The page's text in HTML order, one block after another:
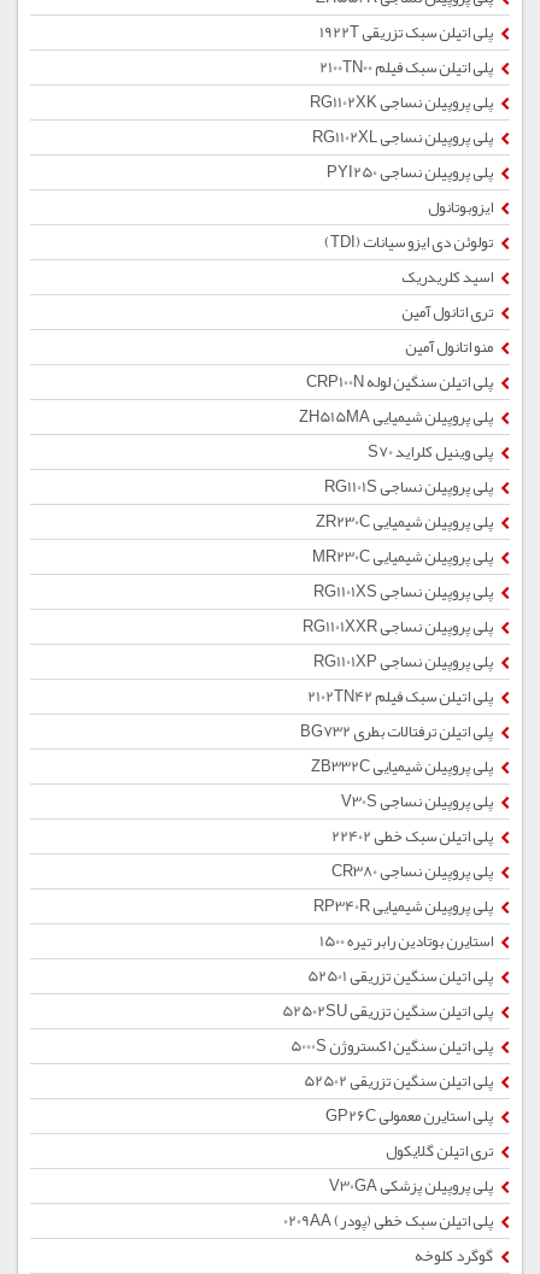
پلی اتیلن سبک تزریقی 1922T
پلی اتیلن سبک فیلم 2100TN00
پلی پروپیلن نساجی RG1102XK
پلی پروپیلن نساجی RG1102XL
پلی پروپیلن نساجی PYI250
ایزوبوتانول
تولوئن دی ایزو سیانات (TDI)
اسید کلریدریک
تری اتانول آمین
منو اتانول آمین
پلی اتیلن سنگین لوله CRP100N
پلی پروپیلن شیمیایی ZH515MA
پلی وینیل کلراید S70
پلی پروپیلن نساجی RG1101S
پلی پروپیلن شیمیایی ZR230C
پلی پروپیلن شیمیایی MR230C
پلی پروپیلن نساجی RG1101XS
پلی پروپیلن نساجی RG1101XXR
پلی پروپیلن نساجی RG1101XP
پلی اتیلن سبک فیلم 2102TN42
پلی اتیلن ترفتالات بطری BG732
پلی پروپیلن شیمیایی ZB332C
پلی پروپیلن نساجی V30S
پلی اتیلن سبک خطی 22402
پلی پروپیلن نساجی CR380
پلی پروپیلن شیمیایی RP340R
استایرن بوتادین رابر تیره 1500
پلی اتیلن سنگین تزریقی 52501
پلی اتیلن سنگین تزریقی 52502SU
پلی اتیلن سنگین اکستروژن 5000S
پلی اتیلن سنگین تزریقی 52502
پلی استایرن معمولی GP26C
تری اتیلن گلایکول
پلی پروپیلن پزشکی V30GA
پلی اتیلن سبک خطی (پودر) 0209AA
گوگرد کلوخه